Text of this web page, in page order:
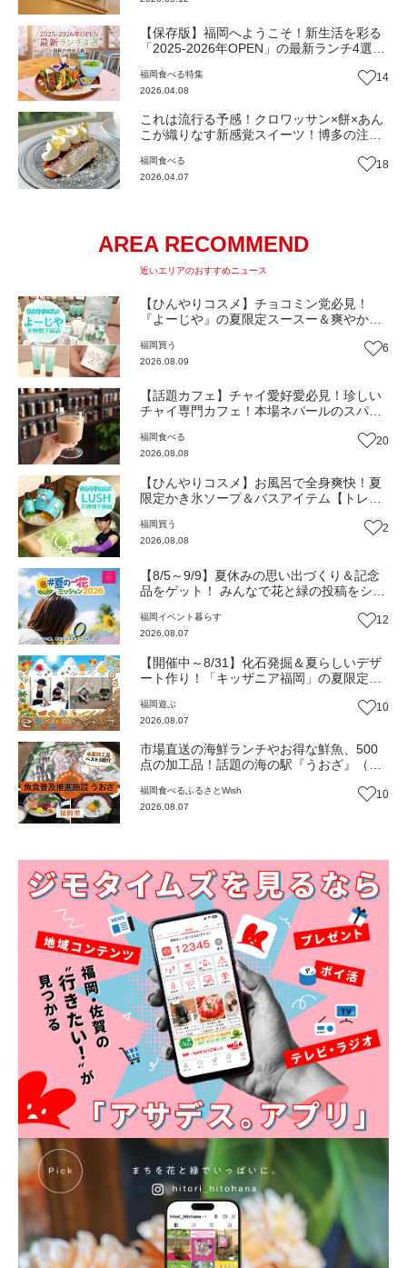
【保存版】福岡へようこそ！新生活を彩る
「2025-2026年OPEN」の最新ランチ4選～
福岡食べる特集
2026.04.08
14
これは流行る予感！クロワッサン×餅×あん
こが織りなす新感覚スイーツ！博多の注目
【まち歩き】
福岡食べる
2026.04.07
18
AREA RECOMMEND
近いエリアのおすすめニュース
【ひんやりコスメ】チョコミン党必見！
『よーじや』の夏限定スースー＆爽やかラ
福岡 買う
2026.08.09
6
【話題カフェ】チャイ愛好愛必見！珍しい
チャイ専門カフェ！本場ネパールのスパイ
ン（福岡市南区）【まち歩き】
福岡食べる
2026.08.08
20
【ひんやりコスメ】お風呂で全身爽快！夏
限定かき氷ソープ＆バスアイテム【トレン
福岡 買う
2026.08.08
2
【8/5～9/9】夏休みの思い出づくり＆記念
品をゲット！ みんなで花と緑の投稿をシェ
レンジ【一人一花はなきん便り】Vol.55
福岡 イベント暮らす
2026.08.07
12
【開催中～8/31】化石発掘＆夏らしいデザ
ート作り！「キッザニア福岡」の夏限定ア
福岡遊ぶ
2026.08.07
10
市場直送の海鮮ランチやお得な鮮魚、500
点の加工品！話題の海の駅『うおざ』（福
福岡食べるふるさとWish
2026.08.07
10